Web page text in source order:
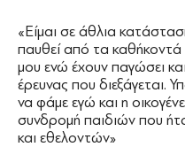
«Είμαι σε άθλια
παυθεί από τα
μου ενώ έχουν παγώσει
έρευνας που διεξάγεται.
να φάμε εγώ και η
συνδρομή παιδιών που
και εθελοντών»